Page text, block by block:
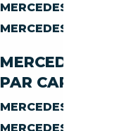
MERCEDES-BENZ
MERCEDES-BENZ
MERCEDES-BENZ
PAR
MERCEDES-BENZ
MERCEDES-BENZ